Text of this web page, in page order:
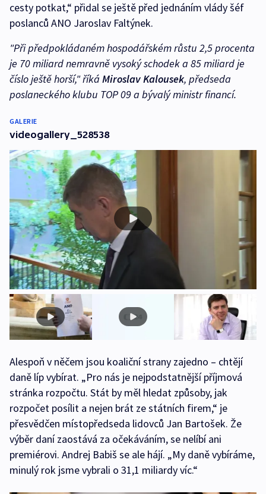
cesty potkat,“ přidal se ještě před jednáním vlády šéf
poslanců ANO Jaroslav Faltýnek.
"Při předpokládaném hospodářském růstu 2,5 procenta
je 70 miliard nemravně vysoký schodek a 85 miliard je
číslo ještě horší," říká Miroslav Kalousek, předseda
poslaneckého klubu TOP 09 a bývalý ministr financí.
GALERIE
videogallery_528538
Alespoň v něčem jsou koaliční strany zajedno – chtějí
daně líp vybírat. „Pro nás je nejpodstatnější příjmová
stránka rozpočtu. Stát by měl hledat způsoby, jak
rozpočet posílit a nejen brát ze státních firem,“ je
přesvědčen místopředseda lidovců Jan Bartošek. Že
výběr daní zaostává za očekáváním, se nelíbí ani
premiérovi. Andrej Babiš se ale hájí. „My daně vybíráme,
minulý rok jsme vybrali o 31,1 miliardy víc.“